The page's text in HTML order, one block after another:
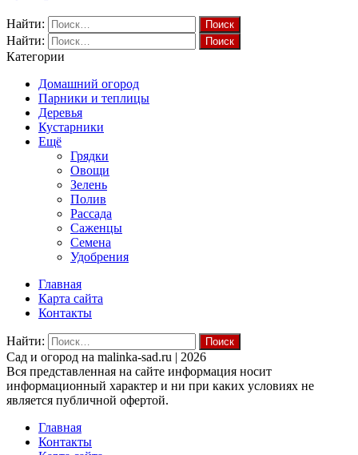
Найти:
Найти:
Категории
Домашний огород
Парники и теплицы
Деревья
Кустарники
Ещё
Грядки
Овощи
Зелень
Полив
Рассада
Саженцы
Семена
Удобрения
Главная
Карта сайта
Контакты
Найти:
Cад и огород на malinka-sad.ru | 2026
Вся представленная на сайте информация носит
информационный характер и ни при каких условиях не
является публичной офертой.
Главная
Контакты